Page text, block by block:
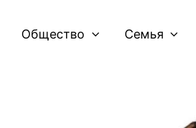
Общество Семья